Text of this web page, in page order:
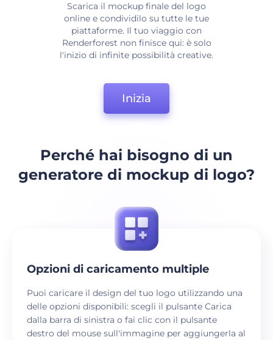
Scarica il mockup finale del logo
online e condividilo su tutte le tue
piattaforme. Il tuo viaggio con
Renderforest non finisce qui: è solo
l'inizio di infinite possibilità creative.
Inizia
Perché hai bisogno di un
generatore di mockup di logo?
Opzioni di caricamento multiple
Puoi caricare il design del tuo logo utilizzando una
delle opzioni disponibili: scegli il pulsante Carica
dalla barra di sinistra o fai clic con il pulsante
destro del mouse sull'immagine per aggiungerla al